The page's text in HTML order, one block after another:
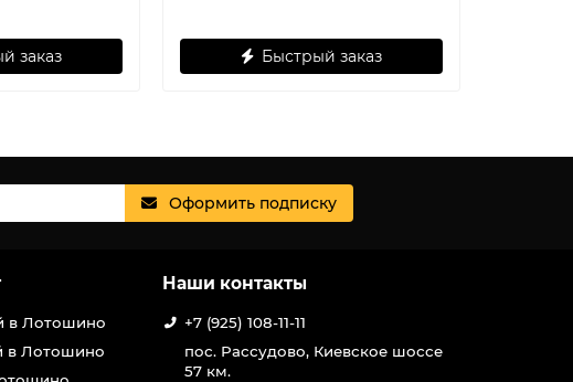
заказ Быстрый заказ
Оформить подписку
в Лотошино
в Лотошино
Наши контакты
+7 (925) 108-11-11
пос. Рассудово, Киевское шоссе
57 км.